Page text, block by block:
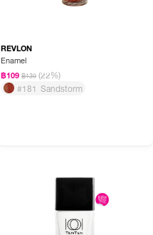
REVLON
Enamel
฿109 ฿139 (22%)
#181 Sandstorm